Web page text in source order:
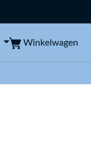
Winkelwagen